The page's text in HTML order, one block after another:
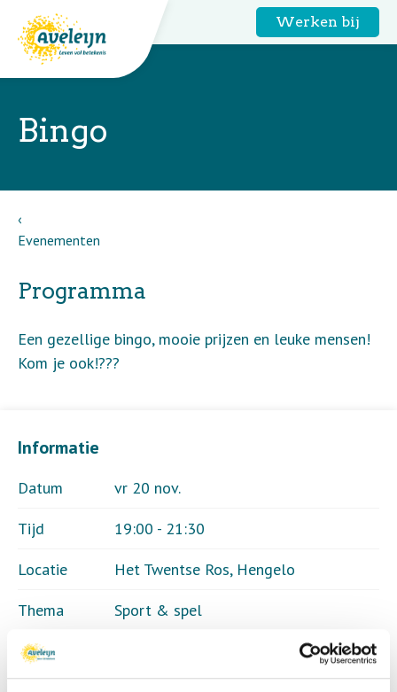
Werken bij
Bingo
Evenementen
Informatie
Datum
vr 20 nov.
Tijd
19:00 - 21:30
Locatie
Het Twentse Ros, Hengelo
Thema
Sport & spel
Kosten
Programma
Een gezellige bingo, mooie prijzen en leuke mensen!
Kom je ook!???